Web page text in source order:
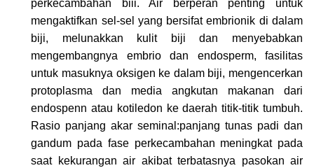
perkecambahan biii. Air berperan penting untuk
mengaktifkan sel-sel yang bersifat embrionik di dalam
biji, melunakkan kulit biji dan menyebabkan
mengembangnya embrio dan endosperm, fasilitas
untuk masuknya oksigen ke dalam biji, mengencerkan
protoplasma dan media angkutan makanan dari
endospenn atau kotiledon ke daerah titik-titik tumbuh.
Rasio panjang akar seminal:panjang tunas padi dan
gandum pada fase perkecambahan meningkat pada
saat kekurangan air akibat terbatasnya pasokan air